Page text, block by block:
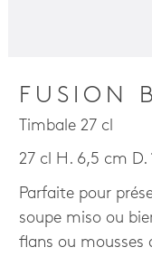
FUSION
Timbale 27 cl
27 cl H. 6,5 cm D.
Parfaite pour
soupe miso ou
flans ou mousses